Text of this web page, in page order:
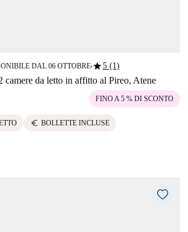
DAL 06 OTTOBRE■star5 (1)
camere da letto in affitto al Pireo, Atene
FINO A 5 % DI SCONTO
euro BOLLETTE INCLUSE